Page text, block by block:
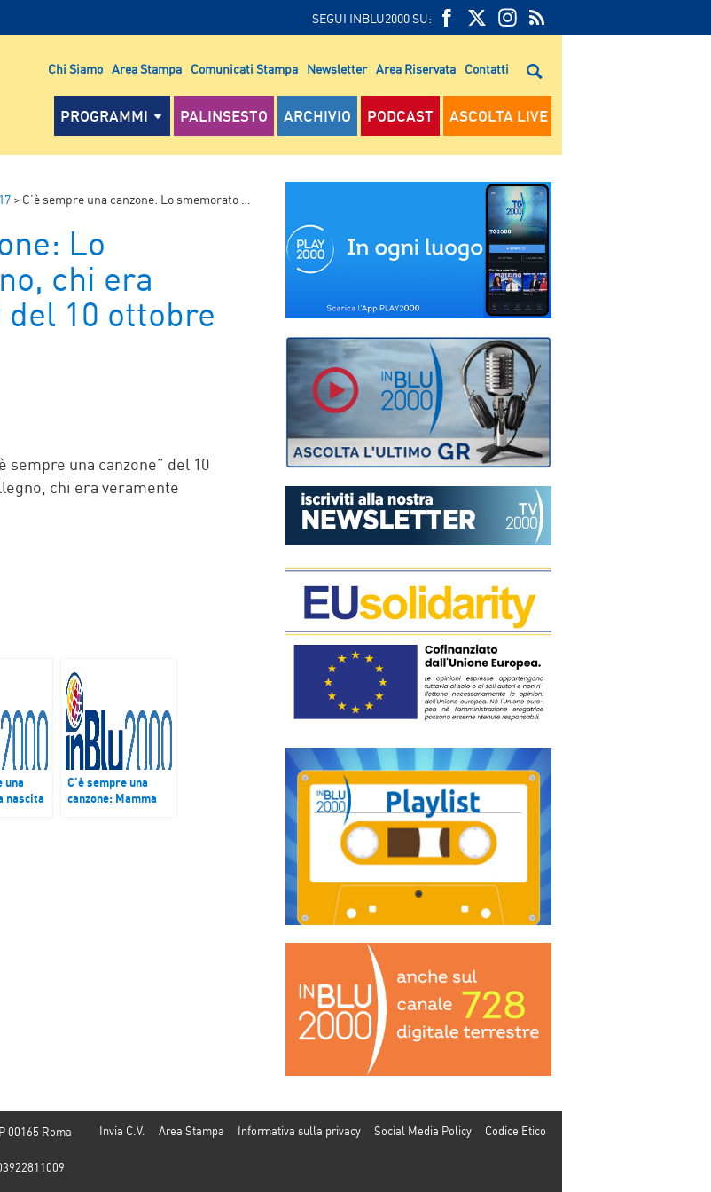
SEGUI INBLU2000 SU:
FEED
RSS
RSS
Chi Siamo Area Stampa Comunicati Stampa Newsletter Area Riservata Contatti
PROGRAMMI PALINSESTO ARCHIVIO PODCAST ASCOLTA LIVE
> C’è sempre una canzone: Lo smemorato di Collegno, chi era veramente – Podcast del 10 ottobre 2017
Lo
chi era
10 ottobre
sempre una canzone” del 10
chi era veramente
una
nascita
C’è sempre una
canzone: Mamma
Invia C.V. Area Stampa Informativa sulla privacy Social Media Policy Codice Etico
00165 Roma